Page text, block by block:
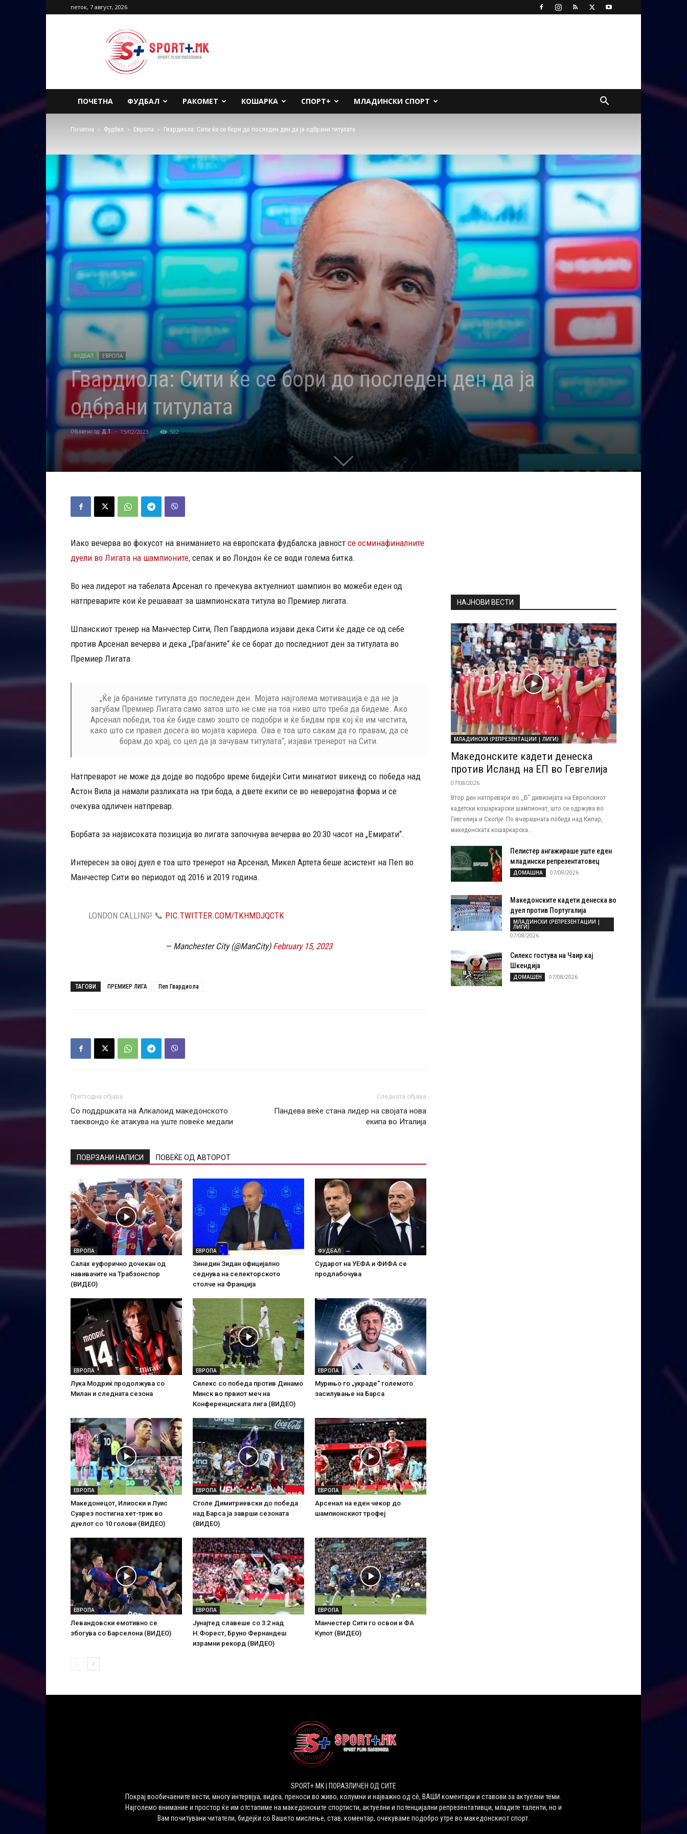
петок, 7 август, 2026
Sport
Plus
Macedonia
ПОЧЕТНА ФУДБАЛ РАКОМЕТ КОШАРКА СПОРТ+ МЛАДИНСКИ СПОРТ
Почетна Фудбал Европа Гвардиола: Сити ќе се бори до последен ден да ја одбрани титулата
ФУДБАЛ ЕВРОПА
Гвардиола: Сити ќе се бори до последен ден да ја
одбрани титулата
Објавено од Д.Т. - 15/02/2023 502
Иако вечерва во фокусот на вниманието на европската фудбалска јавност се осминафиналните
дуели во Лигата на шампионите, сепак и во Лондон ќе се води голема битка.
Во неа лидерот на табелата Арсенал го пречекува актуелниот шампион во можеби еден од
натпреварите кои ќе решаваат за шампионската титула во Премиер лигата.
Шпанскиот тренер на Манчестер Сити, Пеп Гвардиола изјави дека Сити ќе даде се од себе
против Арсенал вечерва и дека „Граѓаните“ ќе се борат до последниот ден за титулата во
Премиер Лигата.
„Ќе ја браниме титулата до последен ден. Мојата најголема мотивација е да не ја
загубам Премиер Лигата само затоа што не сме на тоа ниво што треба да бидеме. Ако
Арсенал победи, тоа ќе биде само зошто се подобри и ќе бидам прв кој ќе им честита,
како што си правел досега во мојата кариера. Ова е тоа што сакам да го правам, да се
борам до крај, со цел да ја зачувам титулата“, изјави тренерот на Сити.
Натпреварот не може да дојде во подобро време бидејќи Сити минатиот викенд со победа над
Астон Вила ја намали разликата на три бода, а двете екипи се во неверојатна форма и се
очекува одличен натпревар.
Борбата за највисоката позиција во лигата започнува вечерва во 20:30 часот на „Емирати“.
Интересен за овој дуел е тоа што тренерот на Арсенал, Микел Артета беше асистент на Пеп во
Манчестер Сити во периодот од 2016 и 2019 година.
LONDON CALLING! 📞 PIC.TWITTER.COM/TKHMDJQCTK
— Manchester City (@ManCity) February 15, 2023
ТАГОВИ ПРЕМИЕР ЛИГА Пеп Гвардиола
Претходна објава
Со поддршката на Алкалоид македонското
таеквондо ќе атакува на уште повеќе медали
Следната објава
Пандева веќе стана лидер на својата нова
екипа во Италија
ПОВРЗАНИ НАПИСИ ПОВЕЌЕ ОД АВТОРОТ
ЕВРОПА
Салах еуфорично дочекан од
навивачите на Трабзонспор
(ВИДЕО)
ЕВРОПА
Зинедин Зидан официјално
седнува на селекторското
столче на Франција
ФУДБАЛ
Сударот на УЕФА и ФИФА се
продлабочува
ЕВРОПА
Лука Модриќ продолжува со
Милан и следната сезона
ЕВРОПА
Силекс со победа против Динамо
Минск во првиот меч на
Конференциската лига (ВИДЕО)
ЕВРОПА
Мурињо го „украде“ големото
засилување на Барса
ЕВРОПА
Македонецот, Илиоски и Луис
Суарез постигна хет-трик во
дуелот со 10 голови (ВИДЕО)
ЕВРОПА
Столе Димитриевски до победа
над Барса ја заврши сезоната
(ВИДЕО)
ЕВРОПА
Арсенал на еден чекор до
шампионскиот трофеј
ЕВРОПА
Левандовски емотивно се
збогува со Барселона (ВИДЕО)
ЕВРОПА
Јунајтед славеше со 3:2 над
Н.Форест, Бруно Фернандеш
израмни рекорд (ВИДЕО)
ЕВРОПА
Манчестер Сити го освои и ФА
Купот (ВИДЕО)
НАЈНОВИ ВЕСТИ
МЛАДИНСКИ (РЕПРЕЗЕНТАЦИИ | ЛИГИ)
Македонските кадети денеска
против Исланд на ЕП во Гевгелија
07/08/2026
Втор ден натпревари во ,,Б" дивизијата на Европскиот
кадетски кошаркарски шампионат, што се одржува во
Гевгелија и Скопје. По вчерашната победа над Кипар,
македонската кошаркарска...
Пелистер ангажираше уште еден
младински репрезентатовец
ДОМАШНА 07/08/2026
Македонските кадети денеска во
дуел против Португалија
МЛАДИНСКИ (РЕПРЕЗЕНТАЦИИ |
ЛИГИ)
07/08/2026
Силекс гостува на Чаир кај
Шкендија
ДОМАШЕН 07/08/2026
SPORT+ MK | ПОРАЗЛИЧЕН ОД СИТЕ
Покрај вообичаените вести, многу интервјуа, видеа, преноси во живо, колумни и најважно од сѐ, ВАШИ коментари и ставови за актуелни теми.
Најголемо внимание и простор ќе им отстапиме на македонските спортисти, актуелни и потенцијални репрезентативци, младите таленти, но и
Вам почитувани читатели, бидејќи со Вашето мислење, став, коментар, очекуваме подобро утре во македонскиот спорт.